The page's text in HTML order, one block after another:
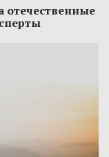
отечественные